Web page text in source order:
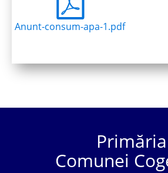
Anunt-consum-apa-1.pdf
Primăria
Comunei